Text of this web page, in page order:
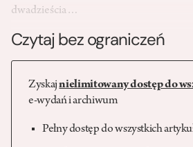
dwadzieścia…
Czytaj bez ograniczeń
Zyskajnielimitowany dostęp do
e-wydań i archiwum
Pełny dostęp do wszystkich